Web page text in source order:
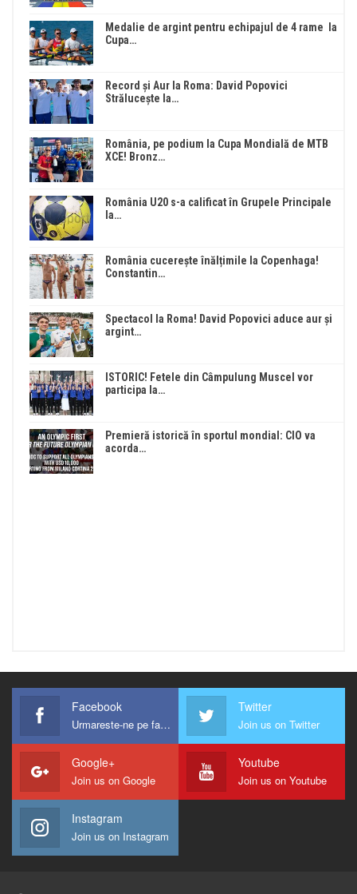
Medalie de argint pentru echipajul de 4 rame la
Cupa…
Record și Aur la Roma: David Popovici
Strălucește la…
România, pe podium la Cupa Mondială de MTB
XCE! Bronz…
România U20 s-a calificat în Grupele Principale
la…
România cucerește înălțimile la Copenhaga!
Constantin…
Spectacol la Roma! David Popovici aduce aur și
argint…
ISTORIC! Fetele din Câmpulung Muscel vor
participa la…
Premieră istorică în sportul mondial: CIO va
acorda…
Facebook
Urmareste-ne pe facebook !
Twitter
Join us on Twitter
Google+
Join us on Google
Youtube
Join us on Youtube
Instagram
Join us on Instagram